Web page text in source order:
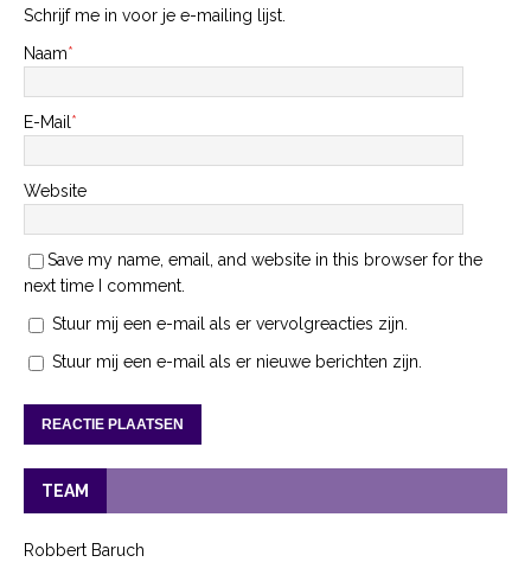
Schrijf me in voor je e-mailing lijst.
Naam*
E-Mail*
Website
Save my name, email, and website in this browser for the
next time I comment.
Stuur mij een e-mail als er vervolgreacties zijn.
Stuur mij een e-mail als er nieuwe berichten zijn.
TEAM
Robbert Baruch